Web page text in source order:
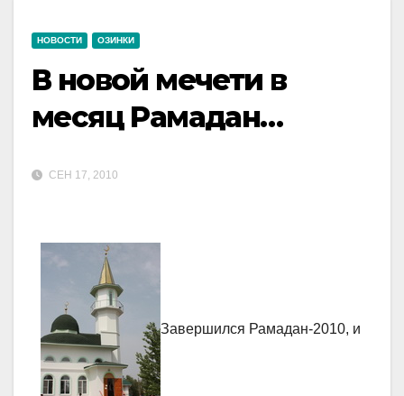
НОВОСТИ ОЗИНКИ
В новой мечети в
месяц Рамадан…
СЕН 17, 2010
Завершился Рамадан-2010, и